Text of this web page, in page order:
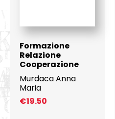
Formazione
Relazione
Cooperazione
Murdaca Anna
Maria
€19.50